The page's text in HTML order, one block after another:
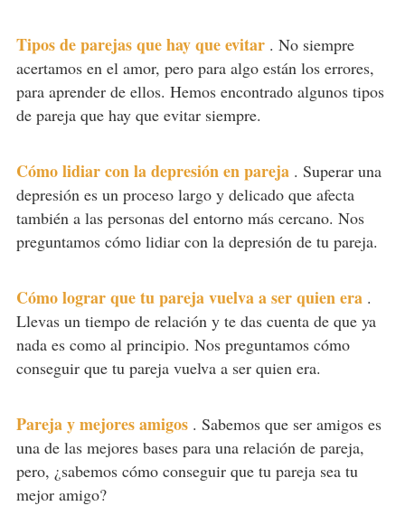
Tipos de parejas que hay que evitar . No siempre
acertamos en el amor, pero para algo están los errores,
para aprender de ellos. Hemos encontrado algunos tipos
de pareja que hay que evitar siempre.
Cómo lidiar con la depresión en pareja . Superar una
depresión es un proceso largo y delicado que afecta
también a las personas del entorno más cercano. Nos
preguntamos cómo lidiar con la depresión de tu pareja.
Cómo lograr que tu pareja vuelva a ser quien era .
Llevas un tiempo de relación y te das cuenta de que ya
nada es como al principio. Nos preguntamos cómo
conseguir que tu pareja vuelva a ser quien era.
Pareja y mejores amigos . Sabemos que ser amigos es
una de las mejores bases para una relación de pareja,
pero, ¿sabemos cómo conseguir que tu pareja sea tu
mejor amigo?